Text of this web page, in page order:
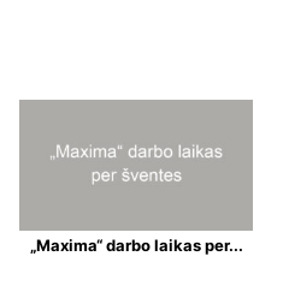
„Maxima“ darbo laikas per...